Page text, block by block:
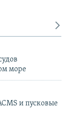
море
и пусковые